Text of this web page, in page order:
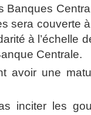
Banques
sera couverte
à l’échelle
Centrale.
avoir une
inciter les